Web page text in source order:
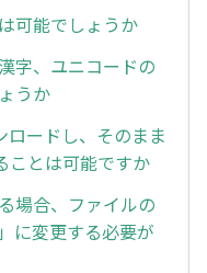
可能でしょうか
字、ユニコードの
うか
ードし、そのまま
ことは可能ですか
場合、ファイルの
に変更する必要が